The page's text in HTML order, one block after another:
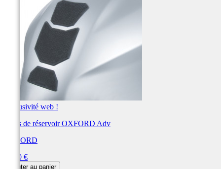
Exclusivité web !
Grips de réservoir OXFORD Adv
OXFORD
30,00 €
Ajouter au panier